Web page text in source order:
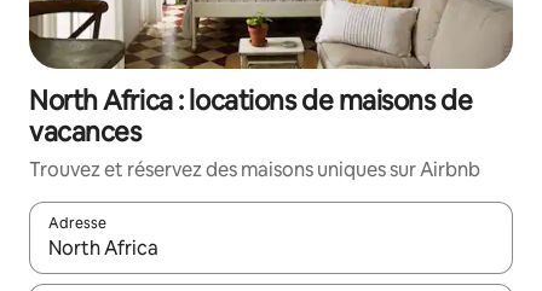
North Africa : locations de maisons de
vacances
Trouvez et réservez des maisons uniques sur Airbnb
Adresse
Lorsque les résultats s'affichent, utilisez les flèches vers le